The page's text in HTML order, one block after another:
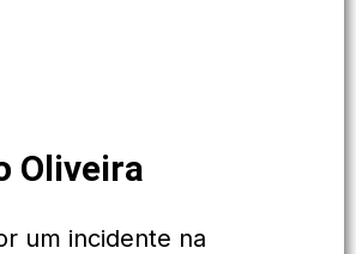
Oliveira
um incidente na